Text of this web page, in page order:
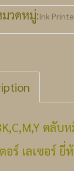
วดหมู่:Ink
ตลับ
อร์ เลเซอร์